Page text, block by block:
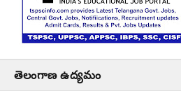
తెలంగాణ ఉద్యమం